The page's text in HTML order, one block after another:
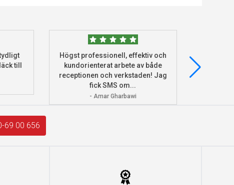
till
Högst professionell, effektiv och
kundorienterat arbete av både
receptionen och verkstaden! Jag
fick SMS om...
- Amar Gharbawi
deras
69 00 656